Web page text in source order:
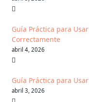
Guía Práctica para
Correctamente
abril 4, 2026
Guía Práctica para
abril 3, 2026